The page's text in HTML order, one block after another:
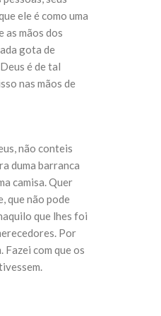
em sua
Islâmica
ele é como uma
as mãos dos
gota de
é de tal
nas mãos de
não conteis
duma barranca
camisa. Quer
que não pode
que lhes foi
Por
Fazei com que os